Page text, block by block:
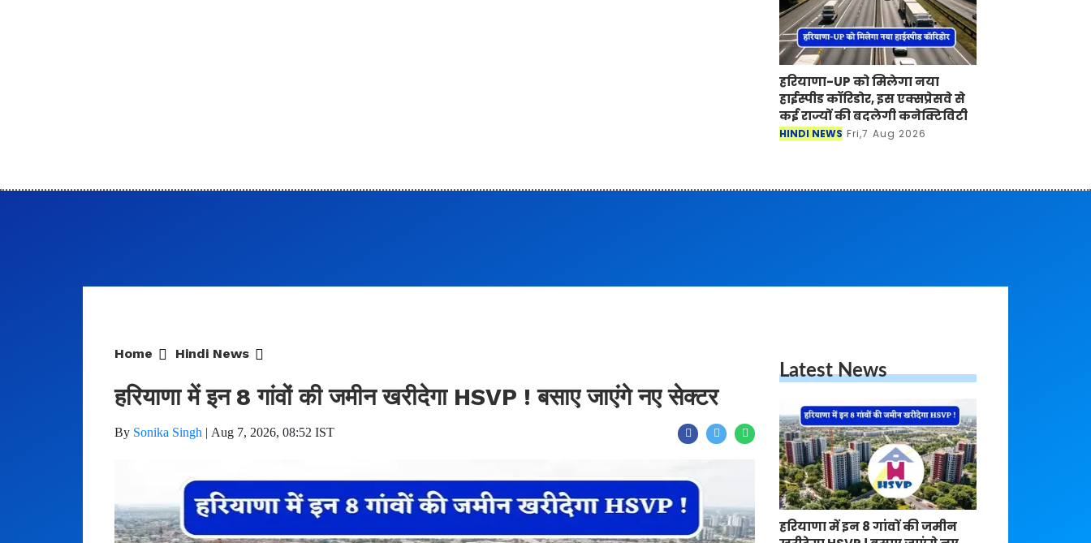
हरियाणा-UP को मिलेगा नया हाईस्पीड
कॉरिडोर, इस एक्सप्रेसवे से कई राज्यों
की बदलेगी कनेक्टिविटी
हरियाणा में इन 8 गांवों की जमीन खरीदेगा HSVP ! बसाए जाएंगे नए सेक्टर
Latest News